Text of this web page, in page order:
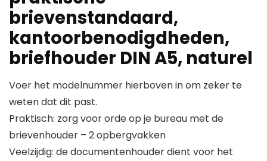
brievenstandaard,
kantoorbenodigdheden,
briefhouder DIN A5, naturel
Voer het modelnummer hierboven in om zeker te
weten dat dit past.
Praktisch: zorg voor orde op je bureau met de
brievenhouder – 2 opbergvakken
Veelzijdig: de documentenhouder dient voor het